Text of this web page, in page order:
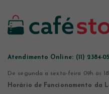
Atendimento Online: (11) 2384-
De segunda a sexta-feira 09h às
Horário de Funcionamento da